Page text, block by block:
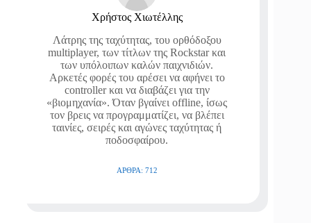
Χρήστος Χιωτέλλης
Λάτρης της ταχύτητας, του ορθόδοξου
multiplayer, των τίτλων της Rockstar και
των υπόλοιπων καλών παιχνιδιών.
Αρκετές φορές του αρέσει να αφήνει το
controller και να διαβάζει για την
«βιομηχανία». Όταν βγαίνει offline, ίσως
τον βρεις να προγραμματίζει, να βλέπει
ταινίες, σειρές και αγώνες ταχύτητας ή
ποδοσφαίρου.
ΆΡΘΡΑ: 712